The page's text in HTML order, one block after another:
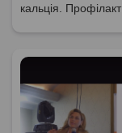
кальція.